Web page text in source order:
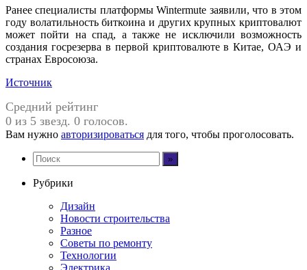
Ранее специалисты платформы Wintermute заявили, что в этом
году волатильность биткоина и других крупных криптовалют
может пойти на спад, а также не исключили возможность
создания госрезерва в первой криптовалюте в Китае, ОАЭ и
странах Евросоюза.
Источник
Средний рейтинг
0 из 5 звезд. 0 голосов.
Вам нужно авторизироваться для того, чтобы проголосовать.
Рубрики
Дизайн
Новости строительства
Разное
Советы по ремонту
Технологии
Электрика